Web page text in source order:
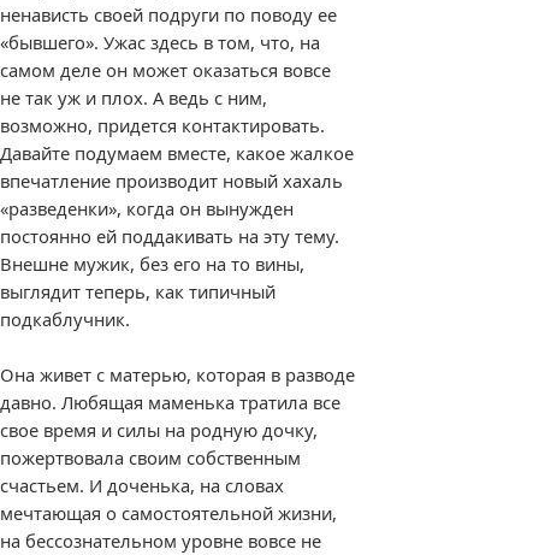
ненависть своей подруги по поводу ее
«бывшего». Ужас здесь в том, что, на
самом деле он может оказаться вовсе
не так уж и плох. А ведь с ним,
возможно, придется контактировать.
Давайте подумаем вместе, какое жалкое
впечатление производит новый хахаль
«разведенки», когда он вынужден
постоянно ей поддакивать на эту тему.
Внешне мужик, без его на то вины,
выглядит теперь, как типичный
подкаблучник.
Она живет с матерью, которая в разводе
давно. Любящая маменька тратила все
свое время и силы на родную дочку,
пожертвовала своим собственным
счастьем. И доченька, на словах
мечтающая о самостоятельной жизни,
на бессознательном уровне вовсе не